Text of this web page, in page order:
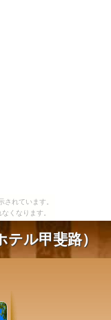
れています。
くなります。
ル甲斐路）